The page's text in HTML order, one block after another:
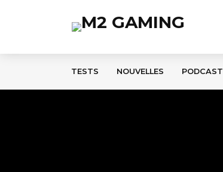
TESTS NOUVELLES PODCAST